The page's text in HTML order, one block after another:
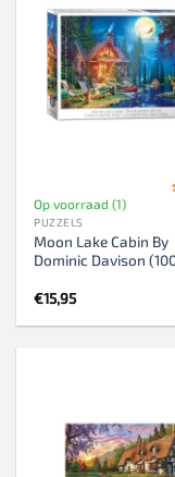
Op voorraad (1)
PUZZELS
Moon Lake Cabin By
Dominic Davison
€15,95